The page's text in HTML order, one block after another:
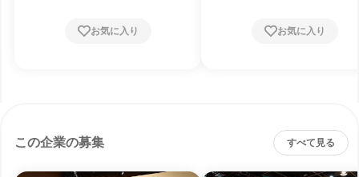
お気に入り お気に入り
この企業の募集 すべて見る